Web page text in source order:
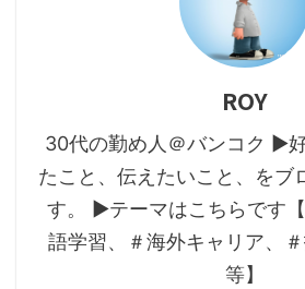
ROY
30代の勤め人＠バンコク ▶
たこと、伝えたいこと、をブ
す。 ▶テーマはこちらです
語学習、＃海外キャリア、＃
等】